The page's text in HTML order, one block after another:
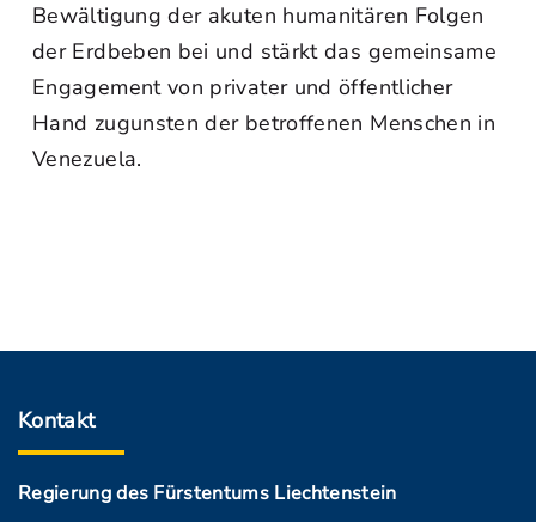
Bewältigung der akuten humanitären Folgen
der Erdbeben bei und stärkt das gemeinsame
Engagement von privater und öffentlicher
Hand zugunsten der betroffenen Menschen in
Venezuela.
Kontakt
Regierung des Fürstentums Liechtenstein